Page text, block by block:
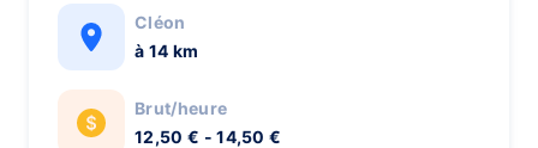
Cléon
à 14 km
Brut/heure
12,50 € - 14,50 €